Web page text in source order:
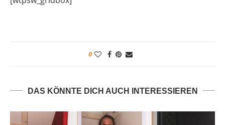
0
DAS KÖNNTE DICH AUCH INTERESSIEREN